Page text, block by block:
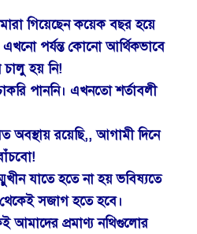
গিয়েছেনকয়েক বছর হয়ে
পর্যন্ত কোনো আর্থিকভাবে
চালু হয় নি!
পাননি। এখনতো শর্তাবলী
অবস্থায় রয়েছি,, আগামী দিনে
যাতে হতে না হয় ভবিষ্যতে
সজাগ হতে হবে।
আমাদের প্রমাণ্য নথিগুলোর